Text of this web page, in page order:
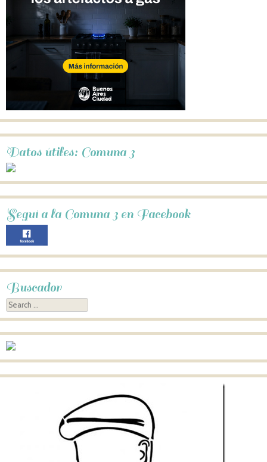
Datos útiles: Comuna 3
Seguí a la Comuna 3 en Facebook
Buscador
Search